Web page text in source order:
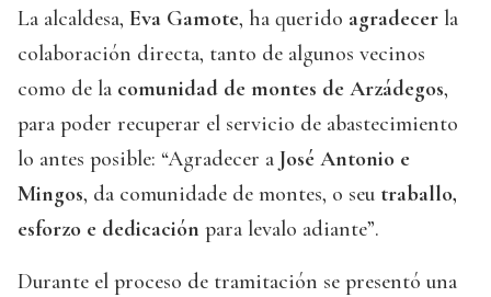
La alcaldesa, Eva Gamote, ha querido agradecer la
colaboración directa, tanto de algunos vecinos
como de la comunidad de montes de Arzádegos,
para poder recuperar el servicio de abastecimiento
lo antes posible: “Agradecer a José Antonio e
Mingos, da comunidade de montes, o seu traballo,
esforzo e dedicación para levalo adiante”.
Durante el proceso de tramitación se presentó una